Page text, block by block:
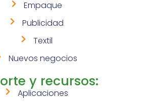
Empaque
Publicidad
Textil
Nuevos negocios
y recursos:
Aplicaciones